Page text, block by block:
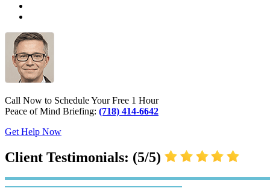
Call Now to Schedule Your Free 1 Hour
Peace of Mind Briefing: (718) 414-6642
Get Help Now
Client Testimonials: (5/5)